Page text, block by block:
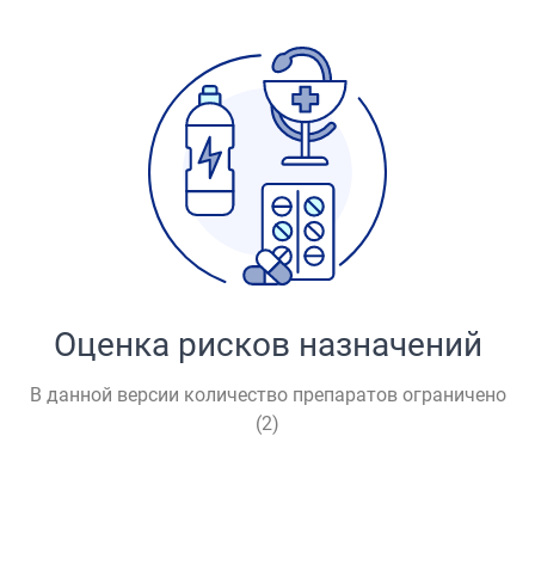
Оценка рисков назначений
В данной версии количество препаратов ограничено
(2)